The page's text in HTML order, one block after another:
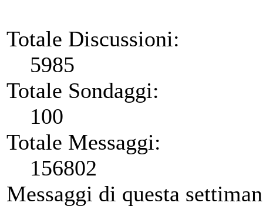
Totale Discussioni:
5985
Totale Sondaggi:
100
Totale Messaggi:
156802
Messaggi di questa